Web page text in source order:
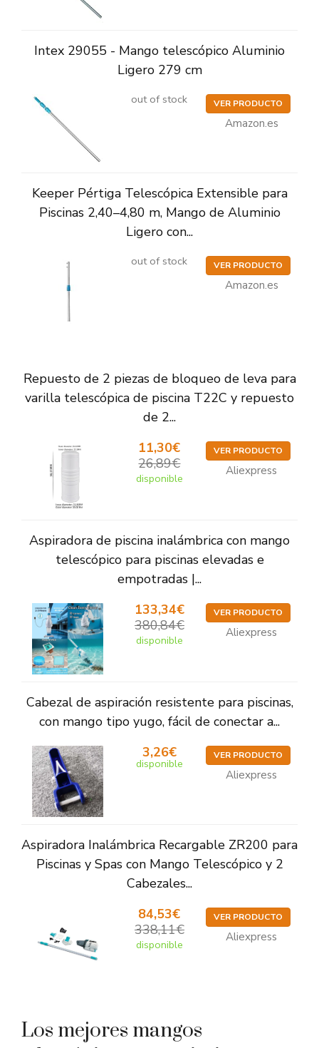
Intex 29055 - Mango telescópico Aluminio
Ligero 279 cm
out of stock VER PRODUCTO
Amazon.es
Keeper Pértiga Telescópica Extensible para
Piscinas 2,40–4,80 m, Mango de Aluminio
Ligero con...
out of stock VER PRODUCTO
Amazon.es
Repuesto de 2 piezas de bloqueo de leva para
varilla telescópica de piscina T22C y repuesto
de 2...
11,30€
26,89€
disponible
VER PRODUCTO
Aliexpress
Aspiradora de piscina inalámbrica con mango
telescópico para piscinas elevadas e
empotradas |...
133,34€
380,84€
disponible
VER PRODUCTO
Aliexpress
Cabezal de aspiración resistente para piscinas,
con mango tipo yugo, fácil de conectar a...
3,26€
disponible
VER PRODUCTO
Aliexpress
Aspiradora Inalámbrica Recargable ZR200 para
Piscinas y Spas con Mango Telescópico y 2
Cabezales...
84,53€
338,11€
disponible
VER PRODUCTO
Aliexpress
Los mejores mangos